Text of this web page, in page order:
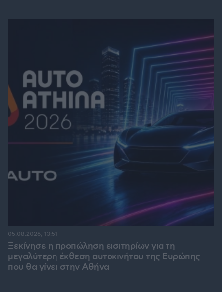
Ξεκίνησε η προπώληση εισιτηρίων για τη
μεγαλύτερη έκθεση αυτοκινήτου της Ευρώπης
που θα γίνει στην Αθήνα
05.08.2026, 13:51